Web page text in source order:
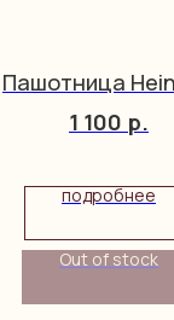
Пашотница
1 100 р.
подробнее
Out of stock